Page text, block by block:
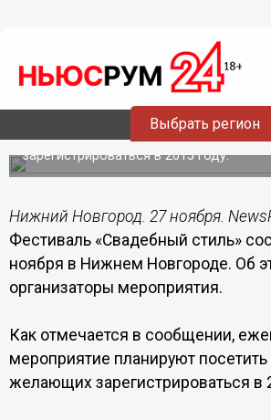
Выбрать регион
Фестиваль «Свадебный
состоится 29 ноября в
Новгороде
Мероприятие посетят более 150 пар,
зарегистрироваться в 2015 году.
Нижний Новгород. 27 ноября.
Фестиваль «Свадебный стиль»
ноября в Нижнем Новгороде. Об
организаторы мероприятия.
Как отмечается в сообщении,
мероприятие планируют
желающих зарегистрироваться в